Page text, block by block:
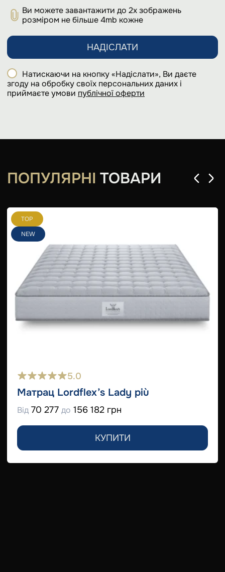
Ви можете завантажити до 2х зображень
розміром не більше 4mb кожне
НАДІСЛАТИ
Натискаючи на кнопку «Надіслати», Ви даєте
згоду на обробку своїх персональних даних і
приймаєте умови публічної оферти
ПОПУЛЯРНІ ТОВАРИ
TOP
NEW
5.0
Матрац Lordflex’s Lady più
Від 70 277 до 156 182 грн
КУПИТИ